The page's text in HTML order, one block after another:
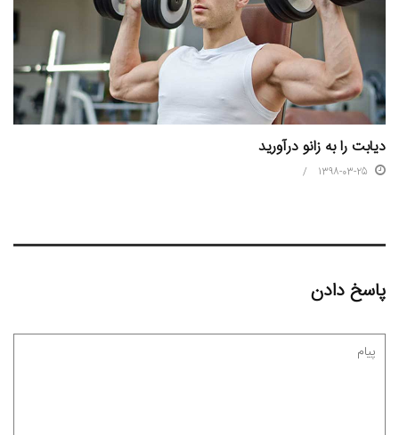
دیابت را به زانو درآورید
1398-03-25
پاسخ دادن